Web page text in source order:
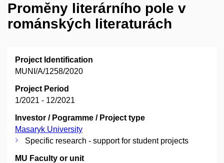
Proměny literárního pole v
románských literaturách
Project Identification
MUNI/A/1258/2020
Project Period
1/2021 - 12/2021
Investor / Pogramme / Project type
Masaryk University
Specific research - support for student projects
MU Faculty or unit